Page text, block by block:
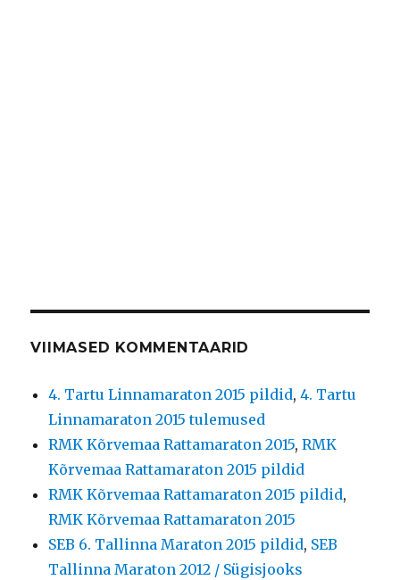
VIIMASED KOMMENTAARID
4. Tartu Linnamaraton 2015 pildid,4. Tartu
Linnamaraton 2015 tulemused
RMK Kõrvemaa Rattamaraton 2015,RMK
Kõrvemaa Rattamaraton 2015 pildid
RMK Kõrvemaa Rattamaraton 2015 pildid,
RMK Kõrvemaa Rattamaraton 2015
SEB 6. Tallinna Maraton 2015 pildid, SEB
Tallinna Maraton 2012 / Sügisjooks